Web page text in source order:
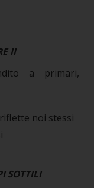
II
a primari,
noi stessi
SOTTILI